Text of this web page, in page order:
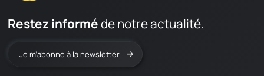
Restez informéde notre actualité.
Je m’abonne à la newsletter